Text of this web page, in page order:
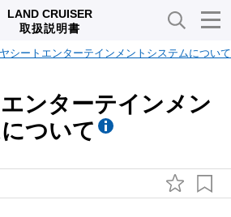
LAND CRUISER
取扱説明書
シートエンターテインメントシステムについて
ンターテインメン
ついて